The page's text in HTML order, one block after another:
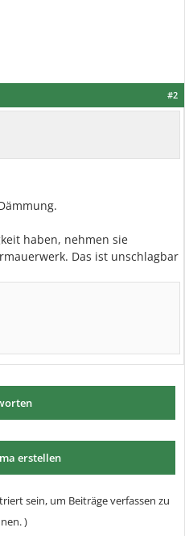
#2
haben, nehmen sie
Das ist unschlagbar
erstellen
sein, um Beiträge verfassen zu
)